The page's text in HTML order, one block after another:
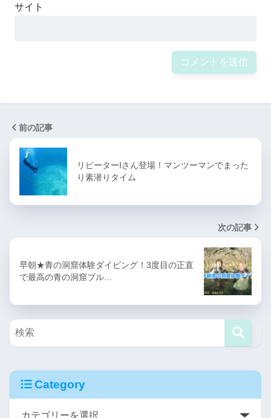
サイト
前の記事
リピーターIさん登場！マンツーマンでまった
り素潜りタイム
次の記事
早朝★青の洞窟体験ダイビング！3度目の正直
で最高の青の洞窟ブル…
Category